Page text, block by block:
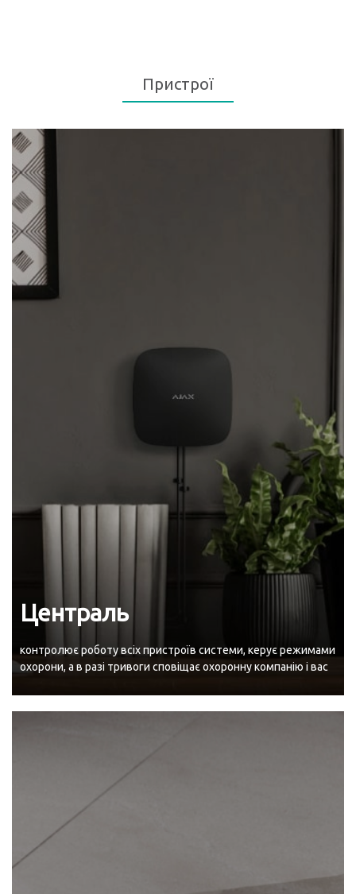
Пристрої
Централь
контролює роботу всіх пристроїв системи, керує режимами
охорони, а в разі тривоги сповіщає охоронну компанію і вас